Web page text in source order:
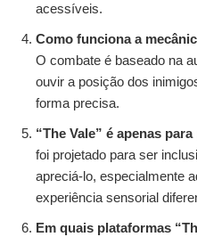
acessíveis.
Como funciona a
O combate é baseado na
ouvir a posição dos
forma precisa.
“The Vale” é apenas
foi projetado para ser
apreciá-lo, especialmente
experiência sensorial
Em quais plataformas